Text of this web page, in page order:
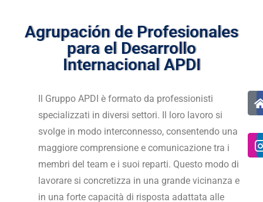
Agrupación de Profesionales
para el Desarrollo
Internacional APDI
Il Gruppo APDI è formato da professionisti
specializzati in diversi settori. Il loro lavoro si
svolge in modo interconnesso, consentendo una
maggiore comprensione e comunicazione tra i
membri del team e i suoi reparti. Questo modo di
lavorare si concretizza in una grande vicinanza e
in una forte capacità di risposta adattata alle